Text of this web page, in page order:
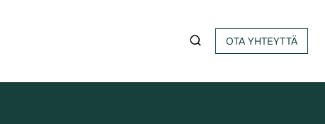
OTA YHTEYTTÄ